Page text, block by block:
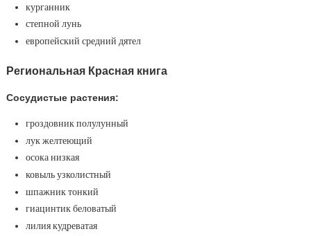
курганник
степной лунь
европейский средний дятел
Региональная Красная книга
Сосудистые растения:
гроздовник полулунный
лук желтеющий
осока низкая
ковыль узколистный
шпажник тонкий
гиацинтик беловатый
лилия кудреватая